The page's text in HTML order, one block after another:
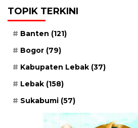
TOPIK TERKINI
Banten (121)
Bogor (79)
Kabupaten Lebak (37)
Lebak (158)
Sukabumi (57)